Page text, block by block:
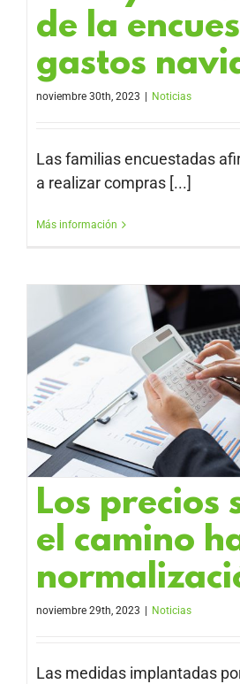
de la
gastos
noviembre 30th, 2023 Noticias
Las familias encuestadas
a realizar compras [...]
Más información
Los precios
el camino
noviembre 29th, 2023 Noticias
Las medidas implantadas